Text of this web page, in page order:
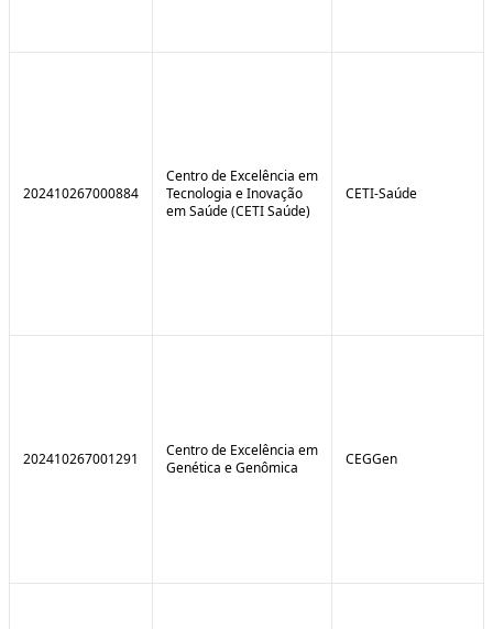
202410267000884
Centro de Excelência em
Tecnologia e Inovação
em Saúde (CETI Saúde)
CETI-Saúde
202410267001291
Centro de Excelência em
Genética e Genômica
CEGGen